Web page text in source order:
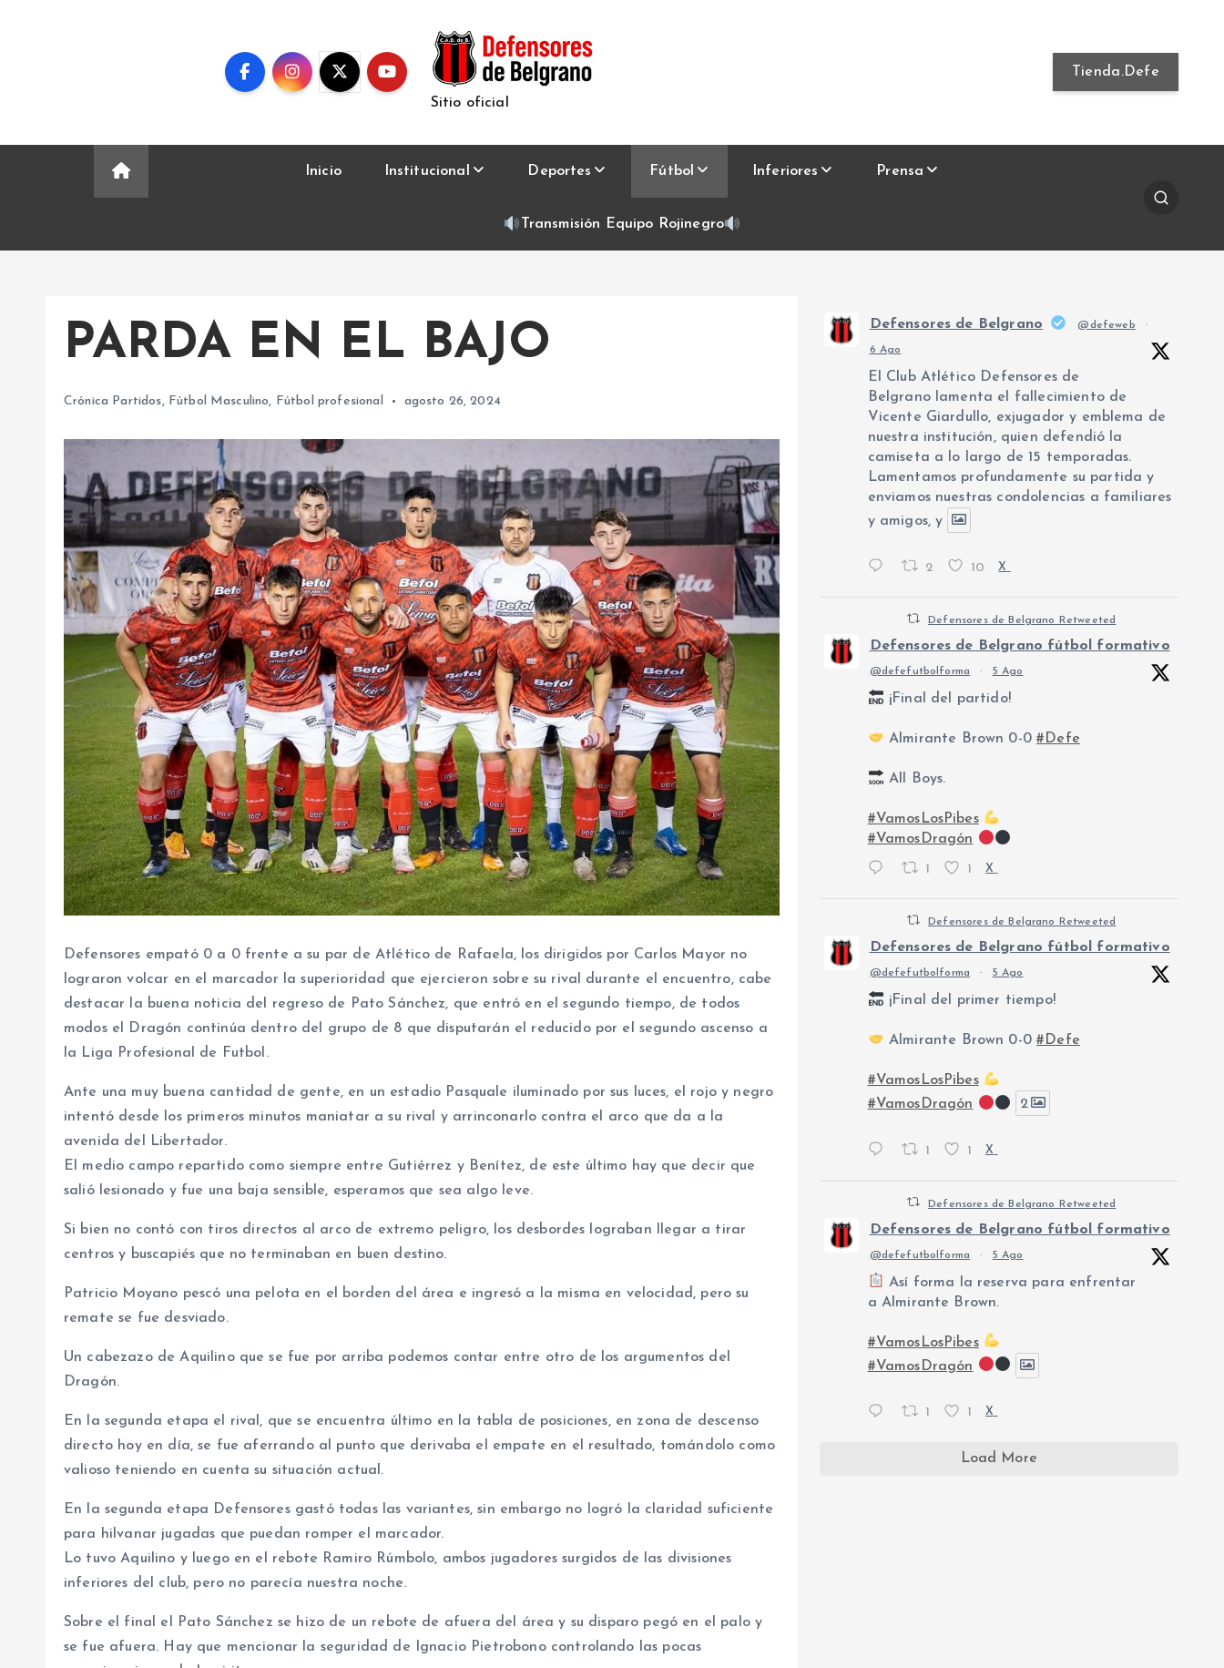
Sitio oficial
Tienda.Defe
Inicio Institucional Deportes Fútbol Inferiores Prensa
Transmisión Equipo Rojinegro
PARDA EN EL BAJO
Crónica Partidos, Fútbol Masculino, Fútbol profesional agosto 26, 2024
Defensores empató 0 a 0 frente a su par de Atlético de Rafaela, los dirigidos por Carlos Mayor no
lograron volcar en el marcador la superioridad que ejercieron sobre su rival durante el encuentro, cabe
destacar la buena noticia del regreso de Pato Sánchez, que entró en el segundo tiempo, de todos
modos el Dragón continúa dentro del grupo de 8 que disputarán el reducido por el segundo ascenso a
la Liga Profesional de Futbol.
Ante una muy buena cantidad de gente, en un estadio Pasquale iluminado por sus luces, el rojo y negro
intentó desde los primeros minutos maniatar a su rival y arrinconarlo contra el arco que da a la
avenida del Libertador.
El medio campo repartido como siempre entre Gutiérrez y Benítez, de este último hay que decir que
salió lesionado y fue una baja sensible, esperamos que sea algo leve.
Si bien no contó con tiros directos al arco de extremo peligro, los desbordes lograban llegar a tirar
centros y buscapiés que no terminaban en buen destino.
Patricio Moyano pescó una pelota en el borden del área e ingresó a la misma en velocidad, pero su
remate se fue desviado.
Un cabezazo de Aquilino que se fue por arriba podemos contar entre otro de los argumentos del
Dragón.
En la segunda etapa el rival, que se encuentra último en la tabla de posiciones, en zona de descenso
directo hoy en día, se fue aferrando al punto que derivaba el empate en el resultado, tomándolo como
valioso teniendo en cuenta su situación actual.
En la segunda etapa Defensores gastó todas las variantes, sin embargo no logró la claridad suficiente
para hilvanar jugadas que puedan romper el marcador.
Lo tuvo Aquilino y luego en el rebote Ramiro Rúmbolo, ambos jugadores surgidos de las divisiones
inferiores del club, pero no parecía nuestra noche.
Sobre el final el Pato Sánchez se hizo de un rebote de afuera del área y su disparo pegó en el palo y
se fue afuera. Hay que mencionar la seguridad de Ignacio Pietrobono controlando las pocas
Defensores de Belgrano @defeweb ·
6 Ago
El Club Atlético Defensores de
Belgrano lamenta el fallecimiento de
Vicente Giardullo, exjugador y emblema de
nuestra institución, quien defendió la
camiseta a lo largo de 15 temporadas.
Lamentamos profundamente su partida y
enviamos nuestras condolencias a familiares
y amigos, y
2 10 X
Defensores de Belgrano Retweeted
Defensores de Belgrano fútbol formativo
@defefutbolforma · 5 Ago
¡Final del partido!
Almirante Brown 0-0#Defe
All Boys.
#VamosLosPibes
#VamosDragón
1 1 X
Defensores de Belgrano Retweeted
Defensores de Belgrano fútbol formativo
@defefutbolforma · 5 Ago
¡Final del primer tiempo!
Almirante Brown 0-0#Defe
#VamosLosPibes
#VamosDragón
2
1 1 X
Defensores de Belgrano Retweeted
Defensores de Belgrano fútbol formativo
@defefutbolforma · 5 Ago
Así forma la reserva para enfrentar
a Almirante Brown.
#VamosLosPibes
#VamosDragón
1 1 X
Load More